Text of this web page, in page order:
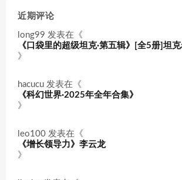
近期评论
long99 发表在《
《口袋里的超级坦克·第五辑》[全5册]坦
》
hacucu 发表在《
《科幻世界·2025年全年合集》
》
leo100 发表在《
《增长领导力》李云龙
》